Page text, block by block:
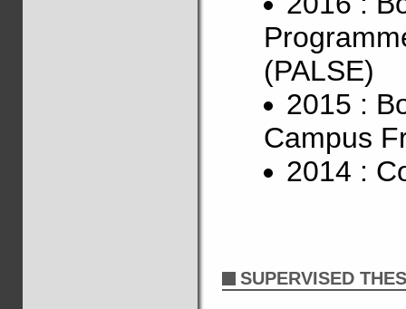
(PALSE)
2015 :
Campus
2014 :
SUPERVISED